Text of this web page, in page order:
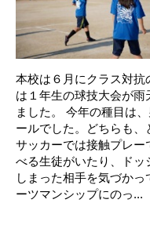
本校は６月にクラス対
は１年生の球技大会が
ました。 今年の種目は
ールでした。どちらも、
サッカーでは接触プレ
べる生徒がいたり、ドッ
しまった相手を気づか
ーツマンシップにのっ...